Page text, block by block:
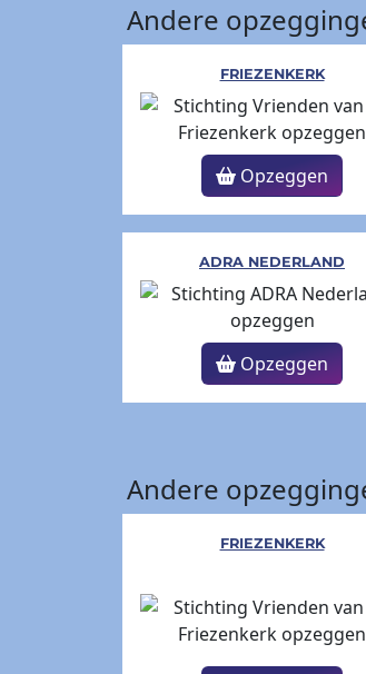
Andere
FRIEZENKERK
Opzeggen
ADRA NEDERLAND
Opzeggen
Andere
FRIEZENKERK